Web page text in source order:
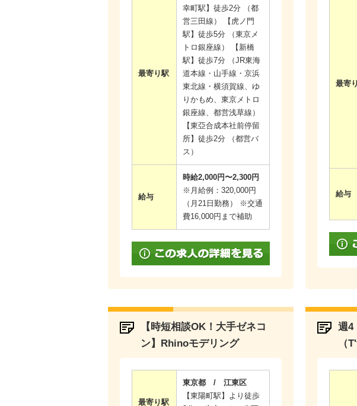
最寄り駅
幸町駅】徒歩2分 （都
営三田線） 【虎ノ門
駅】徒歩5分 （東京メ
トロ銀座線） 【新橋
駅】徒歩7分 （JR東海
道本線・山手線・京浜
東北線・横須賀線、ゆ
りかもめ、東京メトロ
銀座線、都営浅草線）
【東亞合成本社前停留
所】徒歩2分 （都営バ
ス）
給与
時給2,000円〜2,300円
※月給例：320,000円
（月21日勤務） ※交通
費16,000円まで補助
最寄
給与
【時短相談OK！大手ゼネコ
ン】Rhinoモデリング
最寄り駅
東京都 / 江東区
【東陽町駅】より徒歩
週4
（